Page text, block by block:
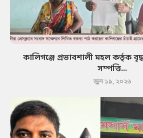
কালিগঞ্জে প্রভাবশালী মহল কর্তৃক
সম্পত্তি...
জুন ১৯, ২০২৬